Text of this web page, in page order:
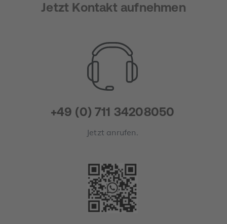
Jetzt Kontakt aufnehmen
+49 (0) 711 34208050
Jetzt anrufen.